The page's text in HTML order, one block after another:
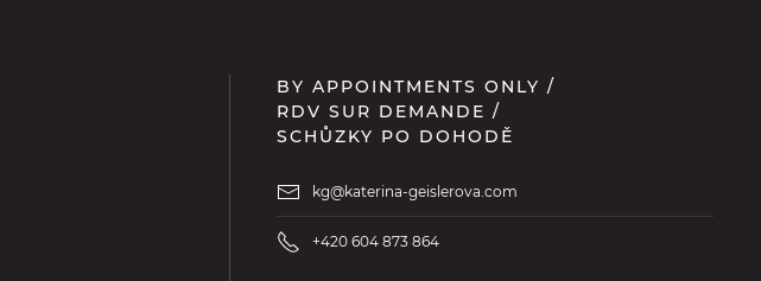
BY APPOINTMENTS ONLY /
RDV SUR DEMANDE /
SCHŮZKY PO DOHODĚ
kg@katerina-geislerova.com
+420 604 873 864